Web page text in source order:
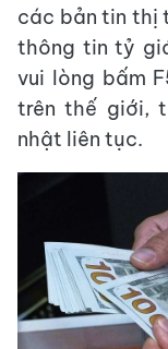
các bản tin thị
thông tin tỷ
vui lòng bấm
trên thế giới,
nhật liên tục.